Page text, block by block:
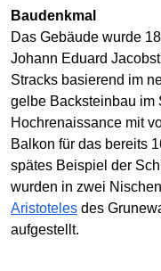
Baudenkmal
Das Gebäude wurde
Johann Eduard
Stracks basierend im
gelbe Backsteinbau im
Hochrenaissance mit
Balkon für das bereits
spätes Beispiel der
wurden in zwei
Aristoteles des
aufgestellt.